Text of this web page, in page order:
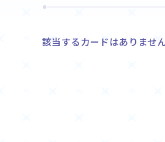
該当するカードはありません